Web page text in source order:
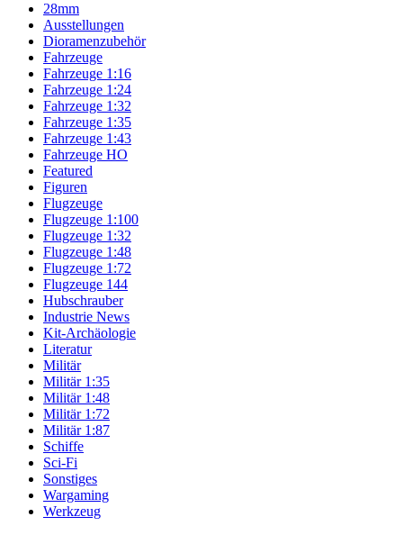
28mm
Ausstellungen
Dioramenzubehör
Fahrzeuge
Fahrzeuge 1:16
Fahrzeuge 1:24
Fahrzeuge 1:32
Fahrzeuge 1:35
Fahrzeuge 1:43
Fahrzeuge HO
Featured
Figuren
Flugzeuge
Flugzeuge 1:100
Flugzeuge 1:32
Flugzeuge 1:48
Flugzeuge 1:72
Flugzeuge 144
Hubschrauber
Industrie News
Kit-Archäologie
Literatur
Militär
Militär 1:35
Militär 1:48
Militär 1:72
Militär 1:87
Schiffe
Sci-Fi
Sonstiges
Wargaming
Werkzeug